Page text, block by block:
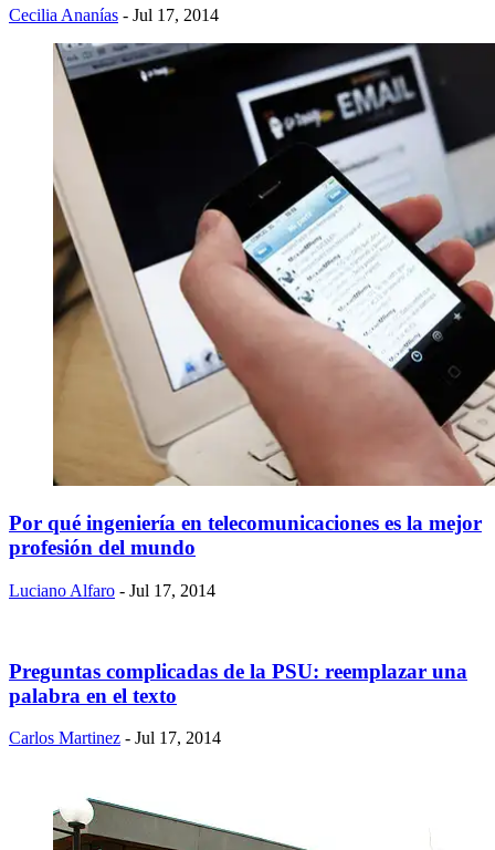
Cecilia Ananías - Jul 17, 2014
Por qué ingeniería en telecomunicaciones es la mejor
profesión del mundo
Luciano Alfaro - Jul 17, 2014
Preguntas complicadas de la PSU: reemplazar una
palabra en el texto
Carlos Martinez - Jul 17, 2014